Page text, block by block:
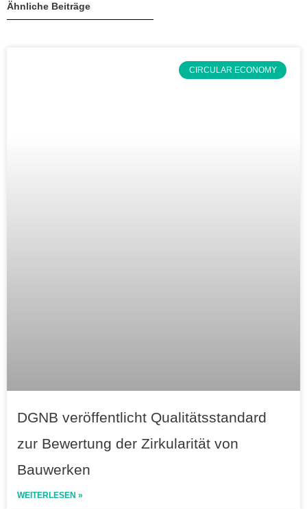
Ähnliche Beiträge
CIRCULAR ECONOMY
DGNB veröffentlicht Qualitätsstandard
zur Bewertung der Zirkularität von
Bauwerken
WEITERLESEN »